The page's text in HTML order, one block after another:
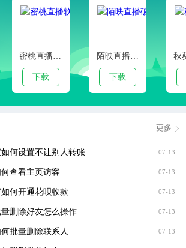
下载 下载
更多
何设置不让别人转账 07-13
查看主页访客 07-13
何开通花呗收款 07-13
删除好友怎么操作 07-13
批量删除联系人 07-13